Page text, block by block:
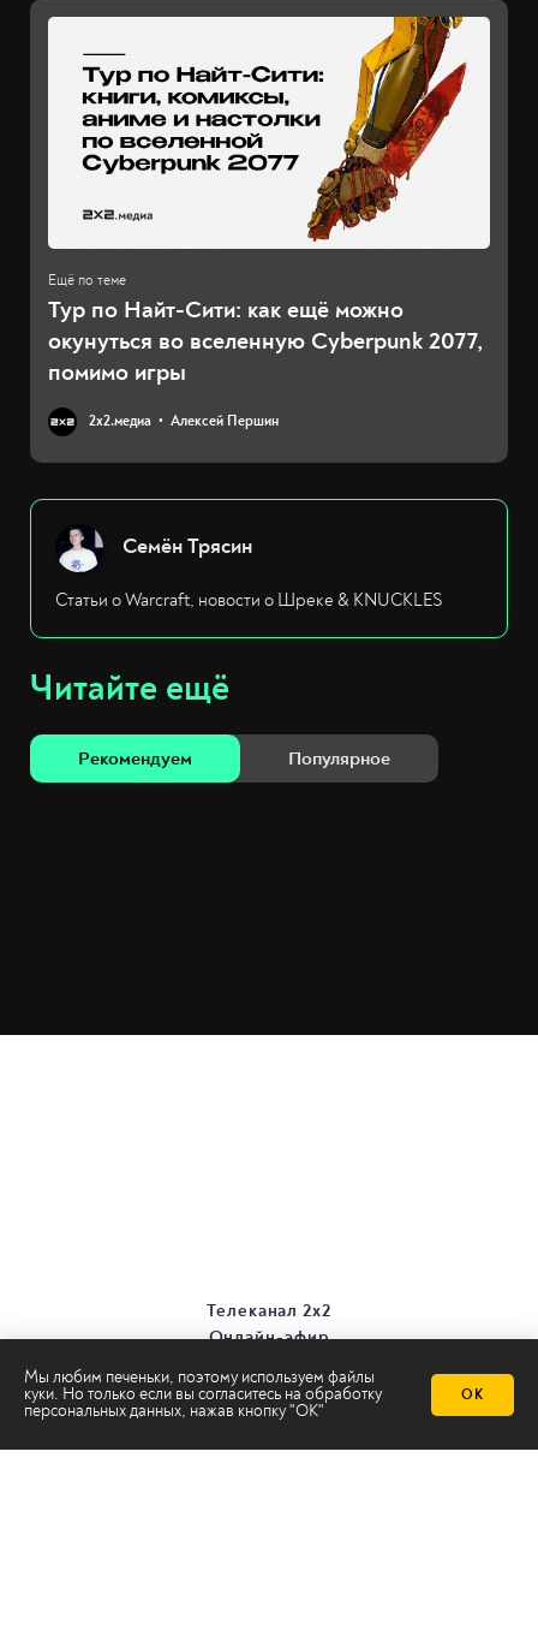
Тур по Найт-Сити: как ещё можно
окунуться во вселенную Cyberpunk 2077,
помимо игры
2х2.медиа Алексей Першин
Семён Трясин
Статьи о Warcraft, новости о Шреке & KNUCKLES
Читайте ещё
Рекомендуем Популярное
Мы любим печеньки, поэтому используем файлы
куки. Но только если вы согласитесь на обработку
персональных данных, нажав кнопку "ОК"
ОК
Телеканал 2х2
Онлайн-эфир
Все темы